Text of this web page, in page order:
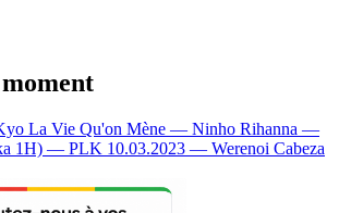
La Vie Qu'on Mène — Ninho Rihanna —
1H) — PLK 10.03.2023 — Werenoi Cabeza